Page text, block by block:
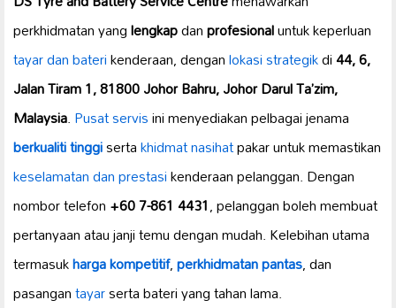
perkhidmatan yanglengkapdanprofesionaluntuk keperluan
tayar dan baterikenderaan, denganlokasi strategikdi44, 6,
Jalan Tiram 1, 81800 Johor Bahru, Johor Darul Ta’zim,
Malaysia.Pusat servisini menyediakan pelbagai jenama
berkualiti tinggisertakhidmat nasihatpakar untuk memastikan
keselamatan dan prestasikenderaan pelanggan. Dengan
nombor telefon+60 7-861 4431, pelanggan boleh membuat
pertanyaan atau janji temu dengan mudah. Kelebihan utama
termasukharga kompetitif,perkhidmatan pantas, dan
pasangantayarserta bateri yang tahan lama.